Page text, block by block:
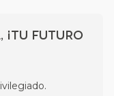
¡tu futuro